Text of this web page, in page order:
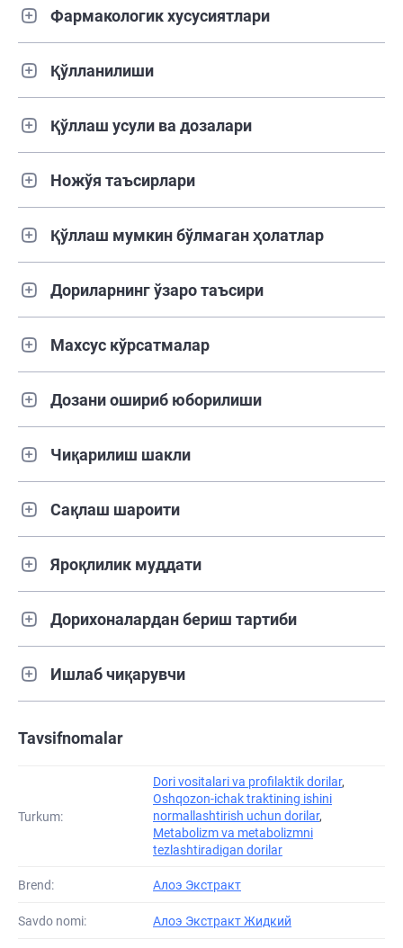
Фармакологик хусусиятлари
Қўлланилиши
Қўллаш усули ва дозалари
Ножўя таъсирлари
Қўллаш мумкин бўлмаган ҳолатлар
Дориларнинг ўзаро таъсири
Махсус кўрсатмалар
Дозани ошириб юборилиши
Чиқарилиш шакли
Сақлаш шароити
Яроқлилик муддати
Дорихоналардан бериш тартиби
Ишлаб чиқарувчи
Tavsifnomalar
Turkum:
Dori vositalari va profilaktik dorilar,
Oshqozon-ichak traktining ishini
normallashtirish uchun dorilar,
Metabolizm va metabolizmni
tezlashtiradigan dorilar
Brend: Алоэ Экстракт
Savdo nomi: Алоэ Экстракт Жидкий